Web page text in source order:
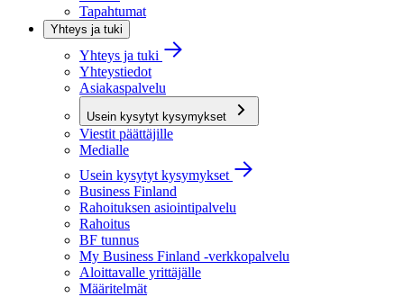
Tapahtumat
Yhteys ja tuki
Yhteys ja tuki
Yhteystiedot
Asiakaspalvelu
Usein kysytyt kysymykset
Viestit päättäjille
Medialle
Usein kysytyt kysymykset
Business Finland
Rahoituksen asiointipalvelu
Rahoitus
BF tunnus
My Business Finland -verkkopalvelu
Aloittavalle yrittäjälle
Määritelmät